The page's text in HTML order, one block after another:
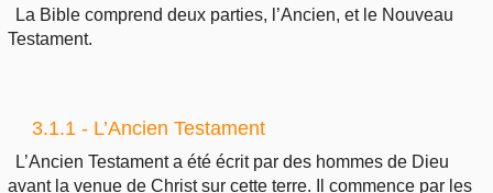
La Bible comprend deux parties, l’Ancien, et le Nouveau
Testament.
3.1.1 - L’Ancien Testament
L’Ancien Testament a été écrit par des hommes de Dieu
avant la venue de Christ sur cette terre. Il commence par les